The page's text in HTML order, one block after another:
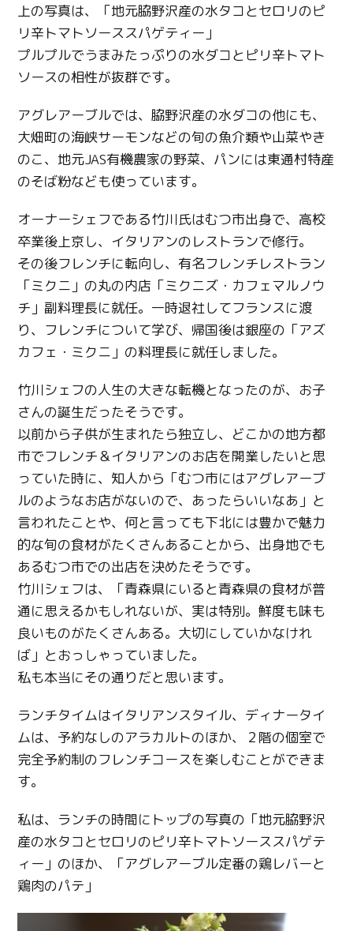
上の写真は、「地元脇野沢産の水タコとセロリのピ
リ辛トマトソーススパゲティー」
プルプルでうまみたっぷりの水ダコとピリ辛トマト
ソースの相性が抜群です。
アグレアーブルでは、脇野沢産の水ダコの他にも、
大畑町の海峡サーモンなどの旬の魚介類や山菜やき
のこ、地元JAS有機農家の野菜、パンには東通村特産
のそば粉なども使っています。
オーナーシェフである竹川氏はむつ市出身で、高校
卒業後上京し、イタリアンのレストランで修行。
その後フレンチに転向し、有名フレンチレストラン
「ミクニ」の丸の内店「ミクニズ・カフェマルノウ
チ」副料理長に就任。一時退社してフランスに渡
り、フレンチについて学び、帰国後は銀座の「アズ
カフェ・ミクニ」の料理長に就任しました。
竹川シェフの人生の大きな転機となったのが、お子
さんの誕生だったそうです。
以前から子供が生まれたら独立し、どこかの地方都
市でフレンチ＆イタリアンのお店を開業したいと思
っていた時に、知人から「むつ市にはアグレアーブ
ルのようなお店がないので、あったらいいなあ」と
言われたことや、何と言っても下北には豊かで魅力
的な旬の食材がたくさんあることから、出身地でも
あるむつ市での出店を決めたそうです。
竹川シェフは、「青森県にいると青森県の食材が普
通に思えるかもしれないが、実は特別。鮮度も味も
良いものがたくさんある。大切にしていかなけれ
ば」とおっしゃっていました。
私も本当にその通りだと思います。
ランチタイムはイタリアンスタイル、ディナータイ
ムは、予約なしのアラカルトのほか、２階の個室で
完全予約制のフレンチコースを楽しむことができま
す。
私は、ランチの時間にトップの写真の「地元脇野沢
産の水タコとセロリのピリ辛トマトソーススパゲテ
ィー」のほか、「アグレアーブル定番の鶏レバーと
鶏肉のパテ」